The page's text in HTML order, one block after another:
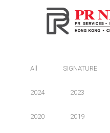
All SIGNATURE
2024 2023
2020 2019